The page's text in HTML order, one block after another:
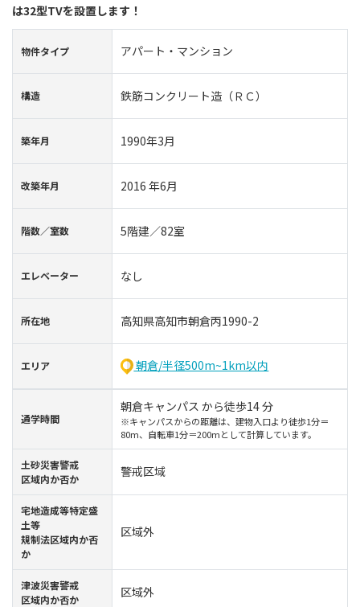
は32型TVを設置します！
物件タイプ アパート・マンション
構造 鉄筋コンクリート造（ＲＣ）
築年⽉ 1990年3月
改築年月 2016 年6月
階数∕室数 5階建／82室
エレベーター なし
所在地 高知県高知市朝倉丙1990-2
エリア 朝倉/半径500m~1km以内
通学時間
朝倉キャンパス から徒歩14 分
※キャンパスからの距離は、建物入口より徒歩1分＝
80m、自転車1分＝200mとして計算しています。
⼟砂災害警戒
区域内か否か
警戒区域
宅地造成等特定盛
土等
規制法区域内か否
か
区域外
津波災害警戒
区域内か否か
区域外